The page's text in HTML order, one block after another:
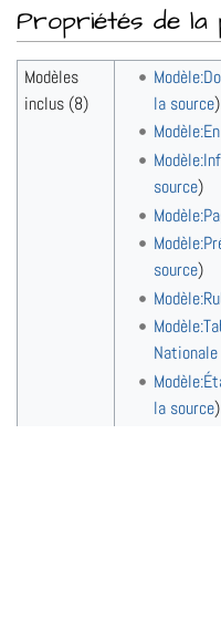
Propriétés de la
Modèles
inclus (8)
la source)
source)
source)
Nationale
la source)